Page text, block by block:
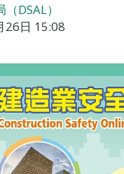
DSAL）
26日 15:08